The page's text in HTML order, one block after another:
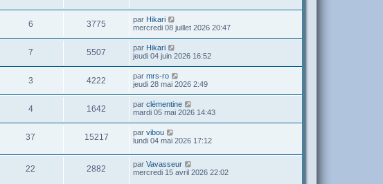
6 3775 par Hikari
mercredi 08 juillet 2026 20:47
7 5507 par Hikari
jeudi 04 juin 2026 16:52
3 4222 par mrs-ro
jeudi 28 mai 2026 2:49
4 1642 par clémentine
mardi 05 mai 2026 14:43
37 15217 par vibou
lundi 04 mai 2026 17:12
22 2882 par Vavasseur
mercredi 15 avril 2026 22:02